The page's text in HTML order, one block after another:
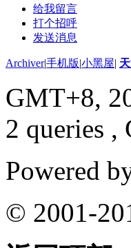
给我留言
打个招呼
发送消息
Archiver|手机版|小黑屋|
GMT+8,
2 queries ,
Powered
© 2001-